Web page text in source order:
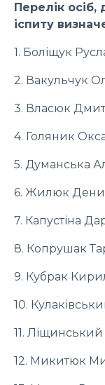
Перелік
іспиту
1. Боліщук
2. Вакульчук
3. Власюк
4. Голяник
5. Думанська
6. Жилюк
7. Капустіна
8. Копрушак
9. Кубрак
10.
11.
12. Микитюк